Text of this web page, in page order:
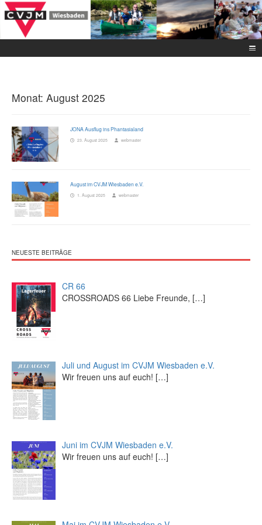
Monat: August 2025
JONA Ausflug ins Phantasialand
23. August 2025 webmaster
August im CVJM Wiesbaden e.V.
1. August 2025 webmaster
NEUESTE BEITRÄGE
CR 66
CROSSROADS 66 Liebe Freunde, […]
Juli und August im CVJM Wiesbaden e.V.
Wir freuen uns auf euch! […]
Juni im CVJM Wiesbaden e.V.
Wir freuen uns auf euch! […]